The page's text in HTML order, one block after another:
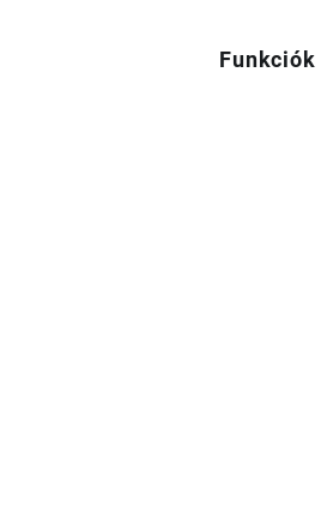
Funkciók